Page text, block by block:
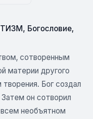
, Богословие,
сотворенным
материи другого
Бог создал
он сотворил
необъятном